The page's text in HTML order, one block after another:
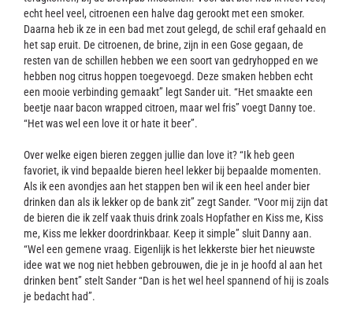
echt heel veel, citroenen een halve dag gerookt met een smoker.
Daarna heb ik ze in een bad met zout gelegd, de schil eraf gehaald en
het sap eruit. De citroenen, de brine, zijn in een Gose gegaan, de
resten van de schillen hebben we een soort van gedryhopped en we
hebben nog citrus hoppen toegevoegd. Deze smaken hebben echt
een mooie verbinding gemaakt” legt Sander uit. “Het smaakte een
beetje naar bacon wrapped citroen, maar wel fris” voegt Danny toe.
“Het was wel een love it or hate it beer”.
Over welke eigen bieren zeggen jullie dan love it? “Ik heb geen
favoriet, ik vind bepaalde bieren heel lekker bij bepaalde momenten.
Als ik een avondjes aan het stappen ben wil ik een heel ander bier
drinken dan als ik lekker op de bank zit” zegt Sander. “Voor mij zijn dat
de bieren die ik zelf vaak thuis drink zoals Hopfather en Kiss me, Kiss
me, Kiss me lekker doordrinkbaar. Keep it simple” sluit Danny aan.
“Wel een gemene vraag. Eigenlijk is het lekkerste bier het nieuwste
idee wat we nog niet hebben gebrouwen, die je in je hoofd al aan het
drinken bent” stelt Sander “Dan is het wel heel spannend of hij is zoals
je bedacht had”.